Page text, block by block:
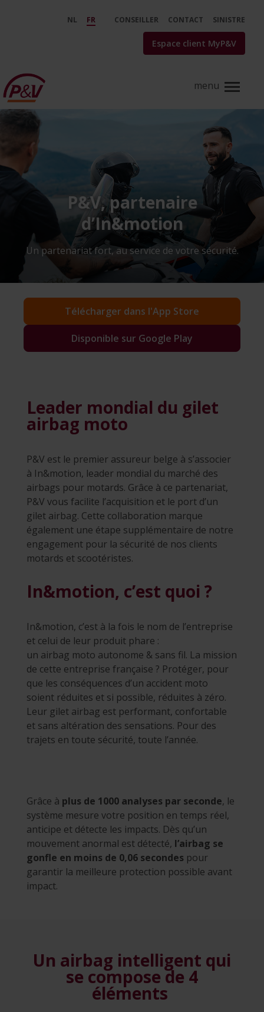
In&amp;motion, du gilet airbag
NL FR CONSEILLER CONTACT SINISTRE
Espace client MyP&V
P&V, partenaire
d’In&motion
Un partenariat fort, au service de votre sécurité.
Télécharger dans l'App Store
Disponible sur Google Play
Leader mondial du gilet
airbag moto
P&V est le premier assureur belge à s’associer
à In&motion, leader mondial du marché des
airbags pour motards. Grâce à ce partenariat,
P&V vous facilite l’acquisition et le port d’un
gilet airbag. Cette collaboration marque
également une étape supplémentaire de notre
engagement pour la sécurité de nos clients
motards et scootéristes.
In&motion, c’est quoi ?
In&motion, c’est à la fois le nom de l’entreprise
et celui de leur produit phare :
un airbag moto autonome & sans fil. La mission
de cette entreprise française ? Protéger, pour
que les conséquences d’un accident moto
soient réduites et si possible, réduites à zéro.
Leur gilet airbag est performant, confortable
et sans altération des sensations. Pour des
trajets en toute sécurité, toute l’année.
Grâce à plus de 1000 analyses par seconde, le
système mesure votre position en temps réel,
anticipe et détecte les impacts. Dès qu’un
mouvement anormal est détecté, l’airbag se
gonfle en moins de 0,06 secondes pour
garantir la meilleure protection possible avant
impact.
Un airbag intelligent qui
se composede 4
éléments